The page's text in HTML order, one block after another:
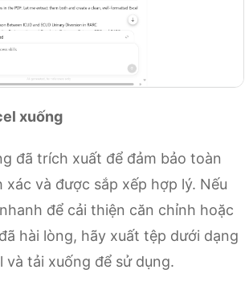
xuống
đã trích xuất để đảm bảo toàn
xác và được sắp xếp hợp lý. Nếu
để cải thiện căn chỉnh hoặc
hài lòng, hãy xuất tệp dưới dạng
và tải xuống để sử dụng.